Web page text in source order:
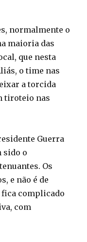
normalmente o
maioria das
que nesta
o time nas
a torcida
tiroteio nas
Guerra
sido o
Os
e não é de
fica complicado
com